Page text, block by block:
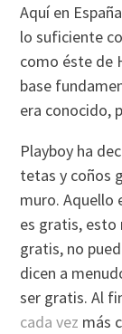
Aquí en
lo suficiente
como éste de
base
era conocido,
Playboy ha
tetas y coños
muro. Aquello
es gratis, esto
gratis, no
dicen a
ser gratis. Al
cada vez más